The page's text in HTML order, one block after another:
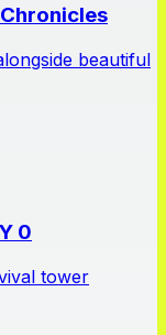
beautiful
0
tower